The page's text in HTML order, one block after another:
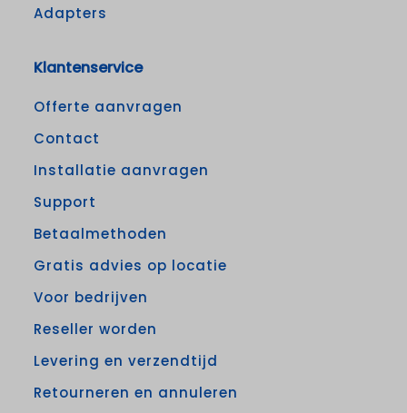
Adapters
Klantenservice
Offerte aanvragen
Contact
Installatie aanvragen
Support
Betaalmethoden
Gratis advies op locatie
Voor bedrijven
Reseller worden
Levering en verzendtijd
Retourneren en annuleren